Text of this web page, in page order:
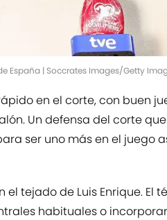
España | Soccrates Images/Getty
en el corte, con buen
Un defensa del corte que
ser uno más en el juego
el tejado de Luis Enrique. El
habituales o